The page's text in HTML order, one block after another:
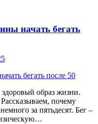
начать бегать
образ жизни.
почему
за пятьдесят. Бег –